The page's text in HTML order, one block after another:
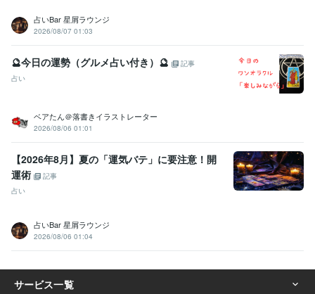
ド
オラクルカード 恋愛占い
前世占い
守護霊占い 運勢 タロットカード インナーチャイルド
占いBar 星屑ラウンジ
2026/08/07 01:03
🔮今日の運勢（グルメ占い付き）🔮
記事
占い
ベアたん＠落書きイラストレーター
2026/08/06 01:01
【2026年8月】夏の「運気バテ」に要注意！開
運術
記事
占い
占いBar 星屑ラウンジ
2026/08/06 01:04